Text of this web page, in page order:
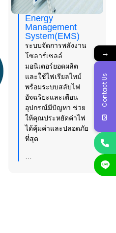
Energy
Management
System(EMS)
ระบบจัดการพลังงาน
โซลาร์เซลล์
มอนิเตอร์ยอดผลิต
และใช้ไฟเรียลไทม์
พร้อมระบบสลับไฟ
อัจฉริยะและเตือน
อุปกรณ์มีปัญหา ช่วย
ให้คุณประหยัดค่าไฟ
ได้คุ้มค่าและปลอดภัย
ที่สุด
…
→
Contact Us